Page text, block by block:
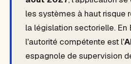
les systèmes à haut risque
la législation sectorielle. En
l'autorité compétente est l'
espagnole de supervision